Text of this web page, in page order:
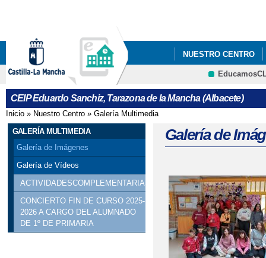
NUESTRO CENTRO
EQUIPO DIRECTIVO
CRFP
CEIP Eduardo Sanchiz, Tarazona de la Mancha (Albacete)
Se encuentra usted aquí
Inicio » Nuestro Centro » Galería Multimedia
GALERÍA MULTIMEDIA
Galería de Imágenes
Galería de Vídeos
ACTIVIDADESCOMPLEMENTARIAS
CONCIERTO FIN DE CURSO 2025-
2026 A CARGO DEL ALUMNADO
DE 1º DE PRIMARIA
Galería de
Páginas